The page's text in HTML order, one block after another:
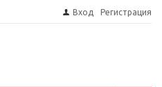
Вход Регистрация